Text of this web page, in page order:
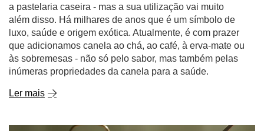
a pastelaria caseira - mas a sua utilização vai muito
além disso. Há milhares de anos que é um símbolo de
luxo, saúde e origem exótica. Atualmente, é com prazer
que adicionamos canela ao chá, ao café, à erva-mate ou
às sobremesas - não só pelo sabor, mas também pelas
inúmeras propriedades da canela para a saúde.
Ler mais